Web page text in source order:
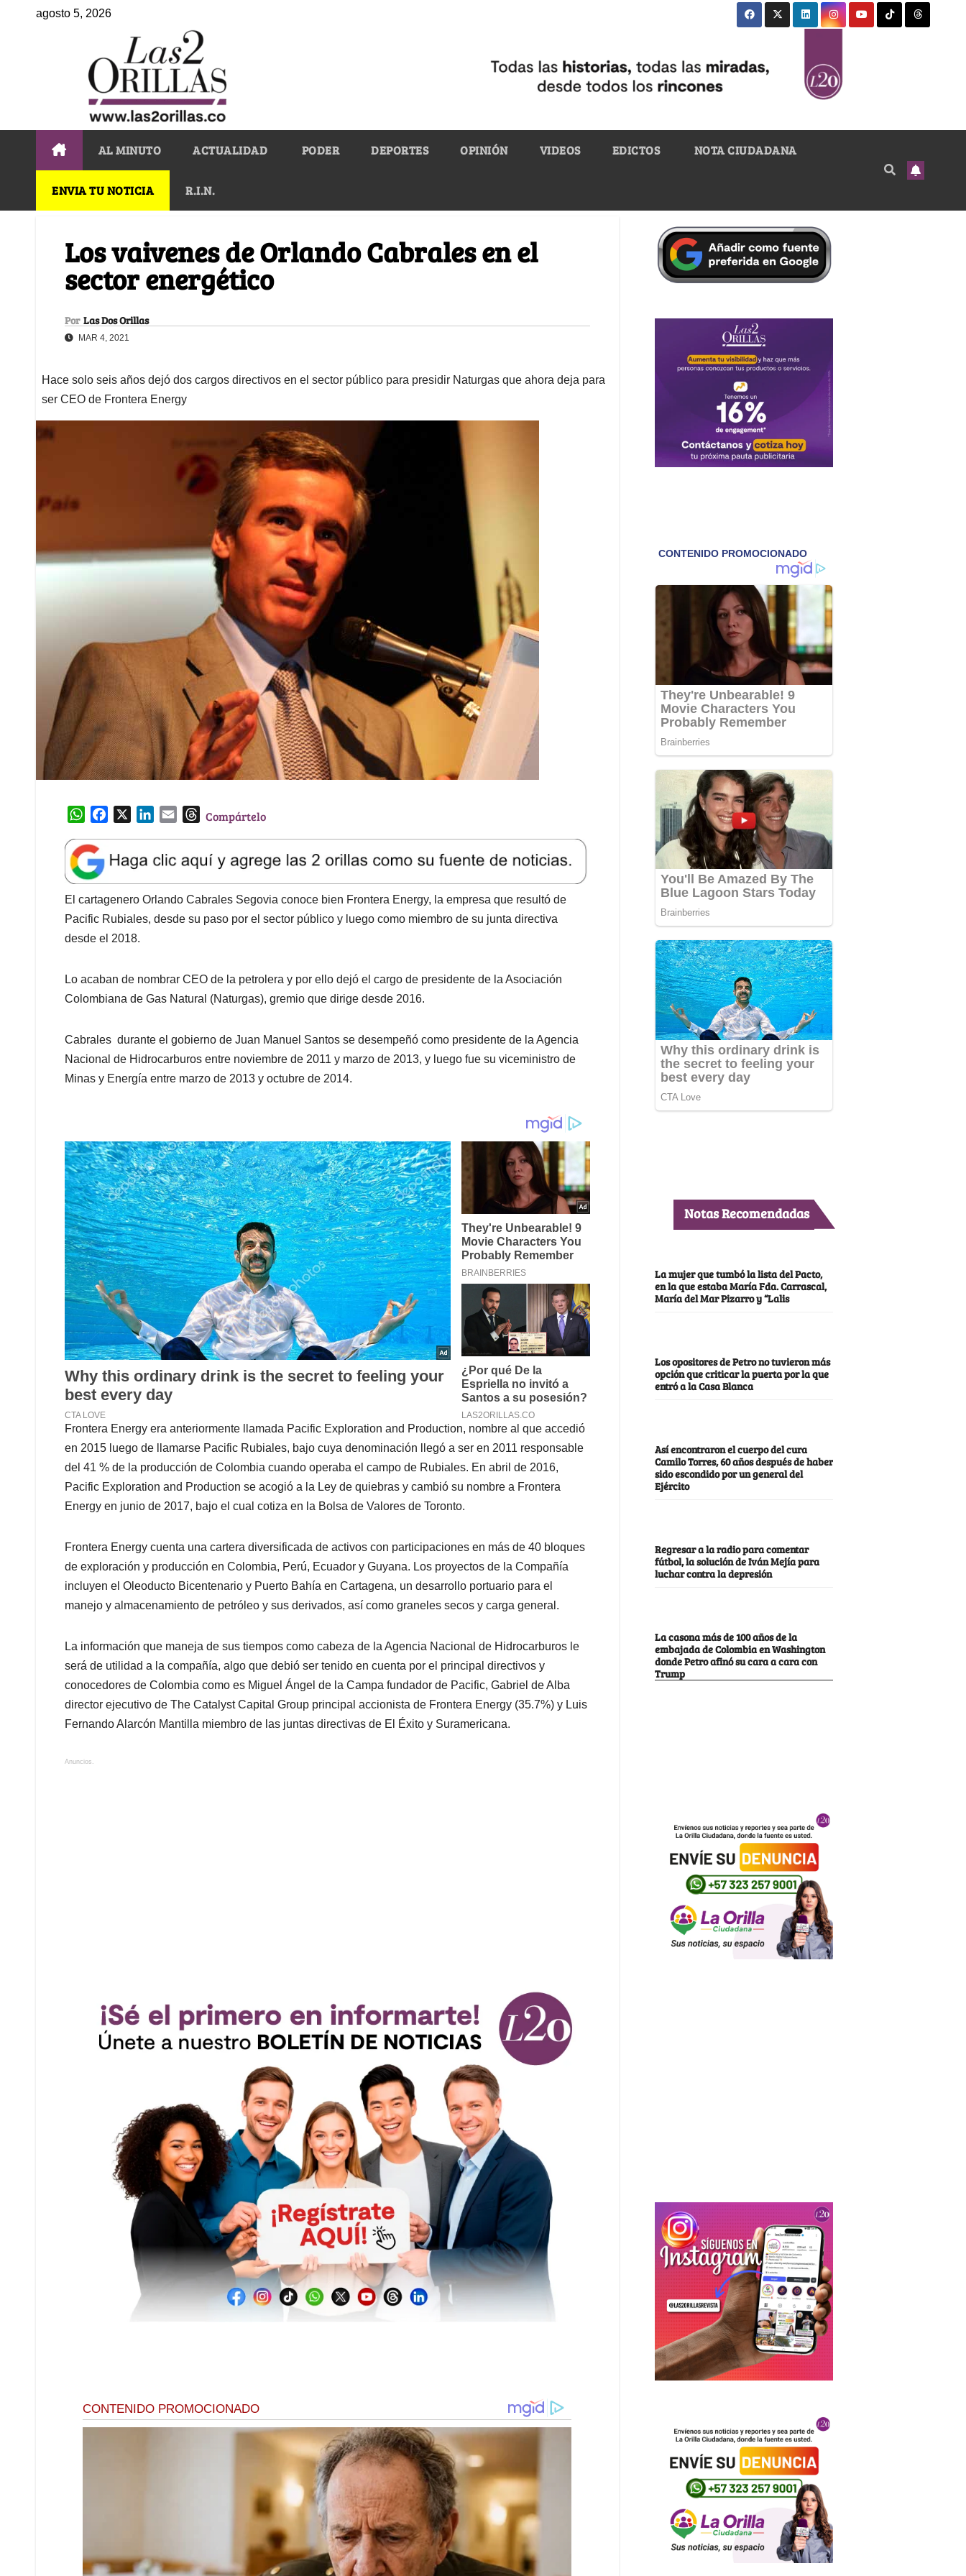
agosto 5, 2026
AL MINUTO ACTUALIDAD PODER DEPORTES OPINIÓN VIDEOS EDICTOS NOTA CIUDADANA
ENVIA TU NOTICIA R.I.N.
Los vaivenes de Orlando Cabrales en el
sector energético
Por Las Dos Orillas
MAR 4, 2021
Hace solo seis años dejó dos cargos directivos en el sector público para presidir Naturgas que ahora deja para
ser CEO de Frontera Energy
W
a
t
s
A
p
p
e
b
o
o
k
k
e
d
I
l
T
e
a
d
s
Compártelo
El cartagenero Orlando Cabrales Segovia conoce bien Frontera Energy, la empresa que resultó de
Pacific Rubiales, desde su paso por el sector público y luego como miembro de su junta directiva
desde el 2018.
Lo acaban de nombrar CEO de la petrolera y por ello dejó el cargo de presidente de la Asociación
Colombiana de Gas Natural (Naturgas), gremio que dirige desde 2016.
Cabrales durante el gobierno de Juan Manuel Santos se desempeñó como presidente de la Agencia
Nacional de Hidrocarburos entre noviembre de 2011 y marzo de 2013, y luego fue su viceministro de
Minas y Energía entre marzo de 2013 y octubre de 2014.
Frontera Energy era anteriormente llamada Pacific Exploration and Production, nombre al que accedió
en 2015 luego de llamarse Pacific Rubiales, bajo cuya denominación llegó a ser en 2011 responsable
del 41 % de la producción de Colombia cuando operaba el campo de Rubiales. En abril de 2016,
Pacific Exploration and Production se acogió a la Ley de quiebras y cambió su nombre a Frontera
Energy en junio de 2017, bajo el cual cotiza en la Bolsa de Valores de Toronto.
Frontera Energy cuenta una cartera diversificada de activos con participaciones en más de 40 bloques
de exploración y producción en Colombia, Perú, Ecuador y Guyana. Los proyectos de la Compañía
incluyen el Oleoducto Bicentenario y Puerto Bahía en Cartagena, un desarrollo portuario para el
manejo y almacenamiento de petróleo y sus derivados, así como graneles secos y carga general.
La información que maneja de sus tiempos como cabeza de la Agencia Nacional de Hidrocarburos le
será de utilidad a la compañía, algo que debió ser tenido en cuenta por el principal directivos y
conocedores de Colombia como es Miguel Ángel de la Campa fundador de Pacific, Gabriel de Alba
director ejecutivo de The Catalyst Capital Group principal accionista de Frontera Energy (35.7%) y Luis
Fernando Alarcón Mantilla miembro de las juntas directivas de El Éxito y Suramericana.
Anuncios.
Notas Recomendadas
La mujer que tumbó la lista del Pacto,
en la que estaba María Fda. Carrascal,
María del Mar Pizarro y “Lalis
Los opositores de Petro no tuvieron más
opción que criticar la puerta por la que
entró a la Casa Blanca
Así encontraron el cuerpo del cura
Camilo Torres, 60 años después de haber
sido escondido por un general del
Ejército
Regresar a la radio para comentar
fútbol, la solución de Iván Mejía para
luchar contra la depresión
La casona más de 100 años de la
embajada de Colombia en Washington
donde Petro afinó su cara a cara con
Trump